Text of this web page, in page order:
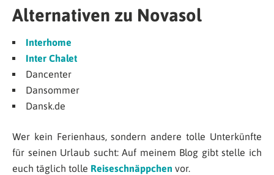
Alternativen zu Novasol
Interhome
Inter Chalet
Dancenter
Dansommer
Dansk.de
Wer kein Ferienhaus, sondern andere tolle Unterkünfte
für seinen Urlaub sucht: Auf meinem Blog gibt stelle ich
euch täglich tolle Reiseschnäppchen vor.